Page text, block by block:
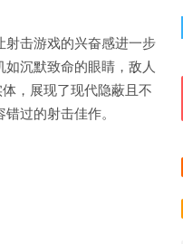
射击游戏的兴奋感进一步
沉默致命的眼睛，敌人
，展现了现代隐蔽且不
过的射击佳作。